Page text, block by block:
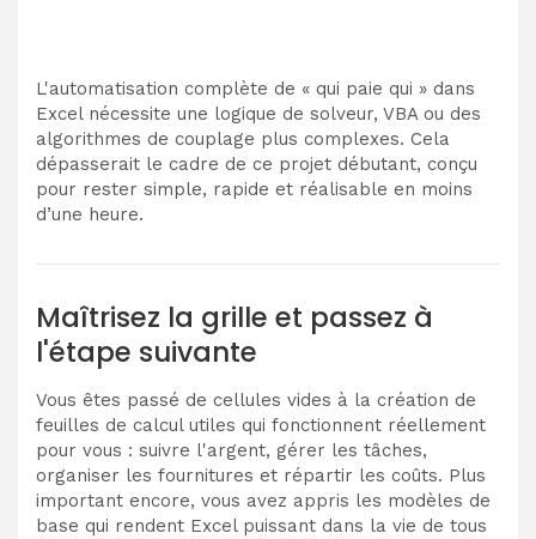
L'automatisation complète de « qui paie qui » dans
Excel nécessite une logique de solveur, VBA ou des
algorithmes de couplage plus complexes. Cela
dépasserait le cadre de ce projet débutant, conçu
pour rester simple, rapide et réalisable en moins
d’une heure.
Maîtrisez la grille et passez à
l'étape suivante
Vous êtes passé de cellules vides à la création de
feuilles de calcul utiles qui fonctionnent réellement
pour vous : suivre l'argent, gérer les tâches,
organiser les fournitures et répartir les coûts. Plus
important encore, vous avez appris les modèles de
base qui rendent Excel puissant dans la vie de tous